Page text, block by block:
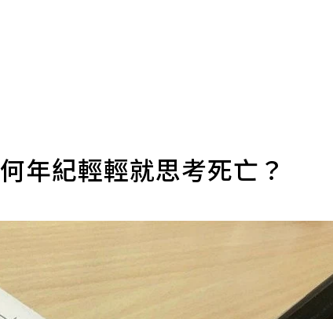
年紀輕輕就思考死亡？